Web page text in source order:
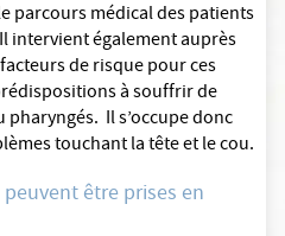
parcours médical des patients
intervient également auprès
de risque pour ces
à souffrir de
Il s’occupe donc
touchant la tête et le cou.
être prises en